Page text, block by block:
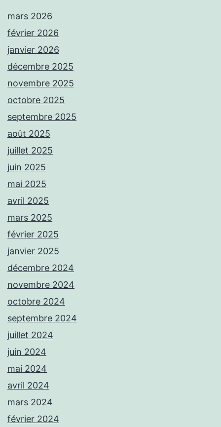
mars 2026
février 2026
janvier 2026
décembre 2025
novembre 2025
octobre 2025
septembre 2025
août 2025
juillet 2025
juin 2025
mai 2025
avril 2025
mars 2025
février 2025
janvier 2025
décembre 2024
novembre 2024
octobre 2024
septembre 2024
juillet 2024
juin 2024
mai 2024
avril 2024
mars 2024
février 2024